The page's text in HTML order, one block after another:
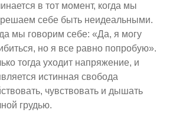
в тот момент, когда мы
себе быть неидеальными.
мы говорим себе: «Да, я могу
но я все равно попробую».
тогда уходит напряжение, и
истинная свобода
чувствовать и дышать
грудью.